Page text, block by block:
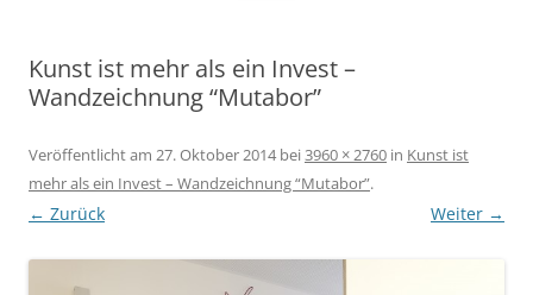
Kunst ist mehr als ein Invest –
Wandzeichnung “Mutabor”
Veröffentlicht am 27. Oktober 2014bei3960 × 2760 in Kunst ist
mehr als ein Invest – Wandzeichnung “Mutabor”.
← Zurück Weiter →